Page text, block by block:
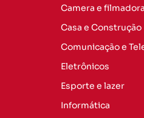
Camera e filmadora
Casa e Construção
Comunicação e
Eletrônicos
Esporte e lazer
Informática